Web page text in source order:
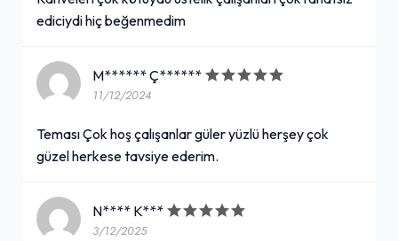
ediciydi hiç beğenmedim
M****** Ç******
11/12/2024
Teması Çok hoş çalışanlar güler yüzlü herşey çok
güzel herkese tavsiye ederim.
N**** K***
3/12/2025